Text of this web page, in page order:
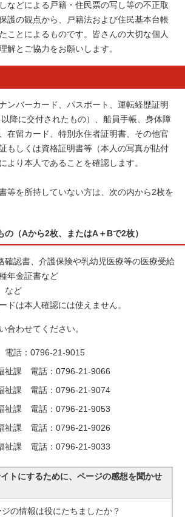
などによる戸籍・住民票の写し等の不正取
護の観点から、戸籍法および住民基本台帳
ことによるものです。皆さんの大切な個人
解とご協力をお願いします。
ンバーカード、パスポート、運転経歴証明
降に交付されたもの）、船員手帳、身体障
在留カード、特別永住者証明書、その他官
もしくは資格証明書等（本人の写真が貼付
より本人であることを確認します。
等を所持していない方は、次の内から2枚を
の（Aから2枚、またはA＋Bで2枚）
認書、介護保険や乳幼児医療等の医療受給
年金証書など
など
ドは本人確認には使えません。
合わせてください。
話：0796-21-9015
祉課 電話：0796-21-9066
祉課 電話：0796-21-9074
祉課 電話：0796-21-9053
祉課 電話：0796-21-9026
祉課 電話：0796-21-9033
トにするために、ページの感想を聞かせ
の情報は役にたちましたか？